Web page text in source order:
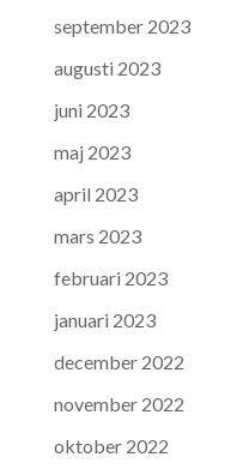
september 2023
augusti 2023
juni 2023
maj 2023
april 2023
mars 2023
februari 2023
januari 2023
december 2022
november 2022
oktober 2022